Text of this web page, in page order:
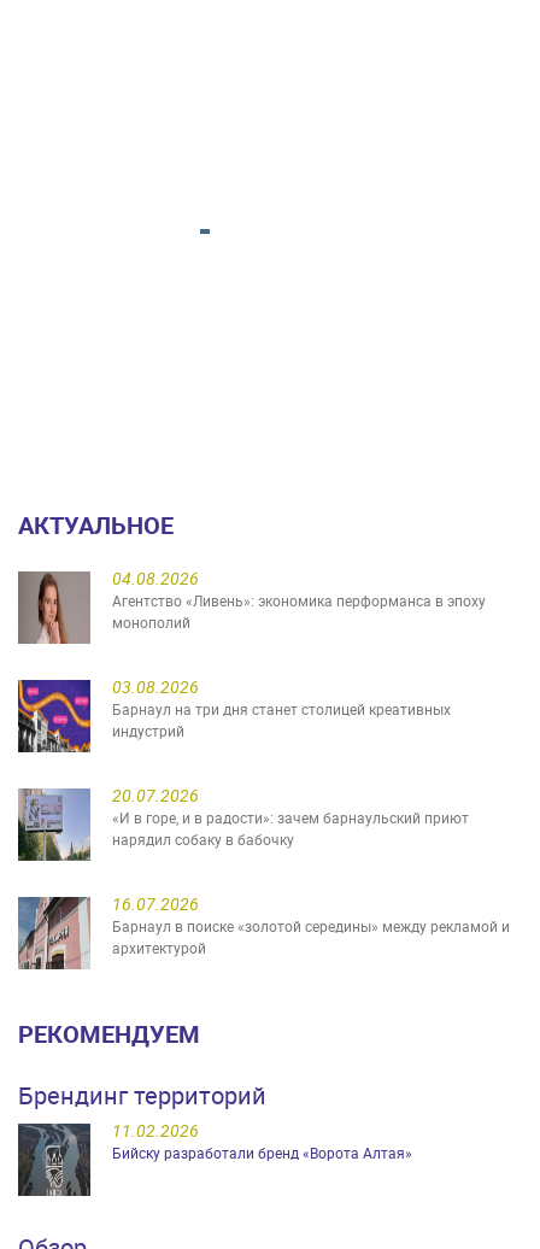
АКТУАЛЬНОЕ
04.08.2026
Агентство «Ливень»: экономика перформанса в эпоху
монополий
03.08.2026
Барнаул на три дня станет столицей креативных
индустрий
20.07.2026
«И в горе, и в радости»: зачем барнаульский приют
нарядил собаку в бабочку
16.07.2026
Барнаул в поиске «золотой середины» между рекламой и
архитектурой
РЕКОМЕНДУЕМ
Брендинг территорий
11.02.2026
Бийску разработали бренд «Ворота Алтая»